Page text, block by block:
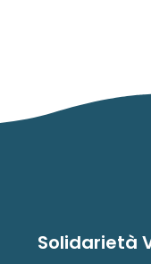
Solidarietà